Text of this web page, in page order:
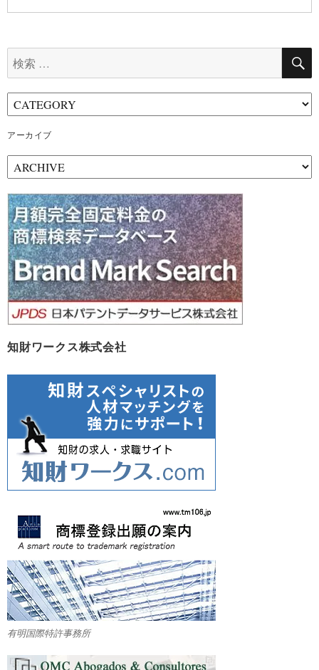
索:
アーカイブ
ー
カ
イ
ブ
知財ワークス株式会社
有明国際特許事務所